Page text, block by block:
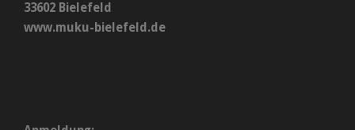
33602 Bielefeld
www.muku-bielefeld.de